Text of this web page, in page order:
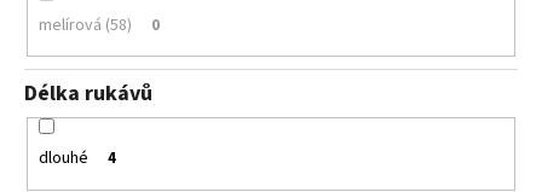
melírová (58) 0
Délka rukávů
dlouhé 4